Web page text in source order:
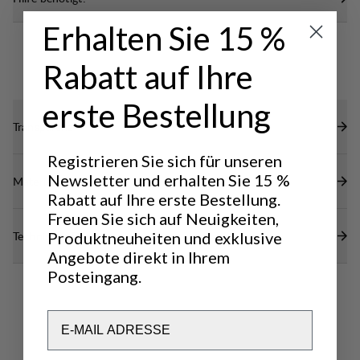
Transparenz
Materialien
Technische Daten
Erhalten Sie 15 %
Rabatt auf Ihre
erste Bestellung
Registrieren Sie sich für unseren
Newsletter und erhalten Sie 15 %
Rabatt auf Ihre erste Bestellung.
Freuen Sie sich auf Neuigkeiten,
Produktneuheiten und exklusive
Angebote direkt in Ihrem
Posteingang.